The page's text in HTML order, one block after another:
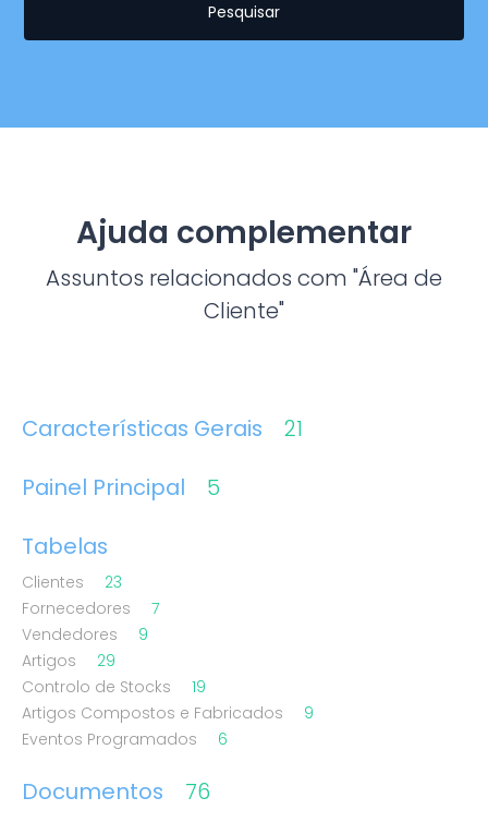
Pesquisar
Ajuda complementar
Assuntos relacionados com "Área de
Cliente"
Características Gerais
21
Painel Principal
5
Tabelas
Clientes
23
Fornecedores
7
Vendedores
9
Artigos
29
Controlo de Stocks
19
Artigos Compostos e Fabricados
9
Eventos Programados
6
Documentos
76